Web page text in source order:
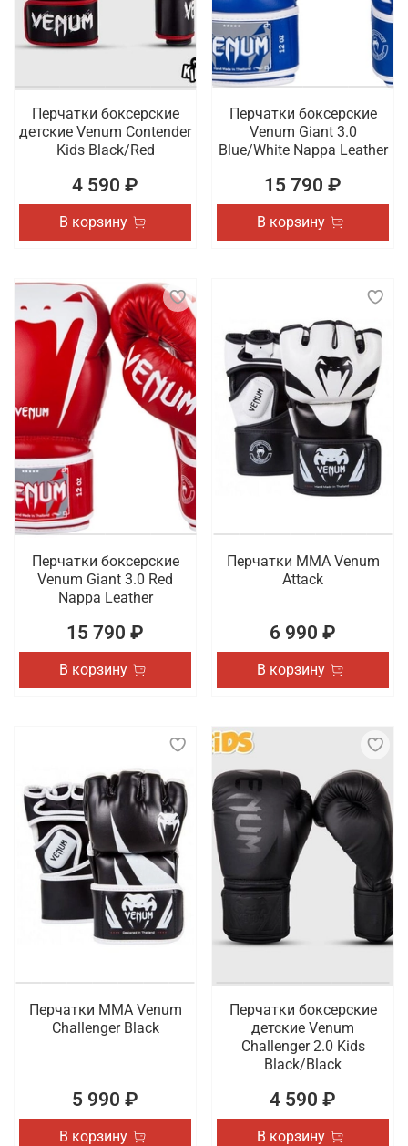
Перчатки боксерские
детские Venum Contender
Kids Black/Red
4 590 ₽
В корзину
Перчатки боксерские
Venum Giant 3.0
Blue/White Nappa Leather
15 790 ₽
В корзину
Перчатки боксерские
Venum Giant 3.0 Red
Nappa Leather
15 790 ₽
В корзину
Перчатки ММА Venum
Attack
6 990 ₽
В корзину
Перчатки ММА Venum
Challenger Black
5 990 ₽
В корзину
Перчатки боксерские
детские Venum
Challenger 2.0 Kids
Black/Black
4 590 ₽
В корзину